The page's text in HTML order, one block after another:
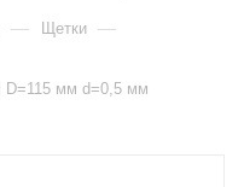
— Щетки —
D=115 мм d=0,5 мм